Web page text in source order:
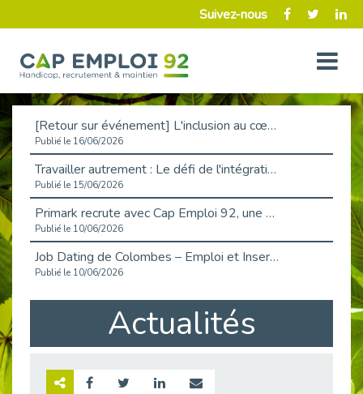
Suivez-nous
[Retour sur événement] L'inclusion au cœur de la Place de l'Emploi à La Défense !
Publié le 16/06/2026
Travailler autrement : Le défi de l'intégration des maladies chroniques en entreprise
Publié le 15/06/2026
Primark recrute avec Cap Emploi 92, une matinée couronnée de succès !
Publié le 10/06/2026
Job Dating de Colombes – Emploi et Insertion
Publié le 10/06/2026
Aborder l'entretien et la situation de handicap en toute confiance
Publié le 09/06/2026
Retour sur l’atelier « Optimiser sa recherche d’emploi »
Actualités